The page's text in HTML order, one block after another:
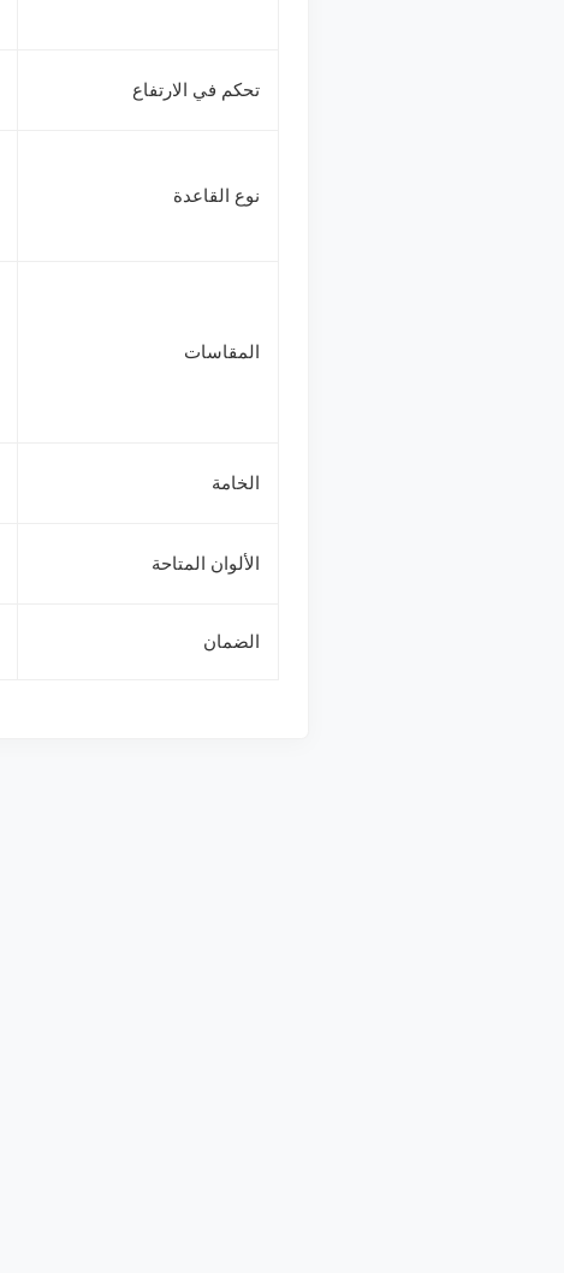
تحكم في الارتفاع
نوع القاعدة
المقاسات
الخامة
الألوان المتاحة
الضمان